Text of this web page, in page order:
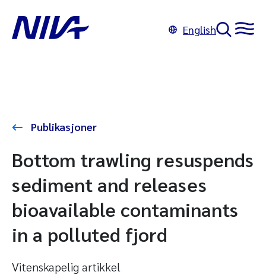
English
Publikasjoner
Bottom trawling resuspends
sediment and releases
bioavailable contaminants
in a polluted fjord
Vitenskapelig artikkel